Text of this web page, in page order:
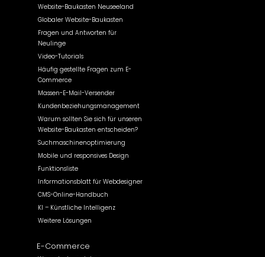
Website-Baukasten Neuseeland
Globaler Website-Baukasten
Fragen und Antworten für
Neulinge
Video-Tutorials
Häufig gestellte Fragen zum E-
Commerce
Massen-E-Mail-Versender
Kundenbeziehungsmanagement
Warum sollten Sie sich für unseren
Website-Baukasten entscheiden?
Suchmaschinenoptimierung
Mobile und responsives Design
Funktionsliste
Informationsblatt für Webdesigner
CMS-Online-Handbuch
KI – Künstliche Intelligenz
Weitere Lösungen
E-Commerce